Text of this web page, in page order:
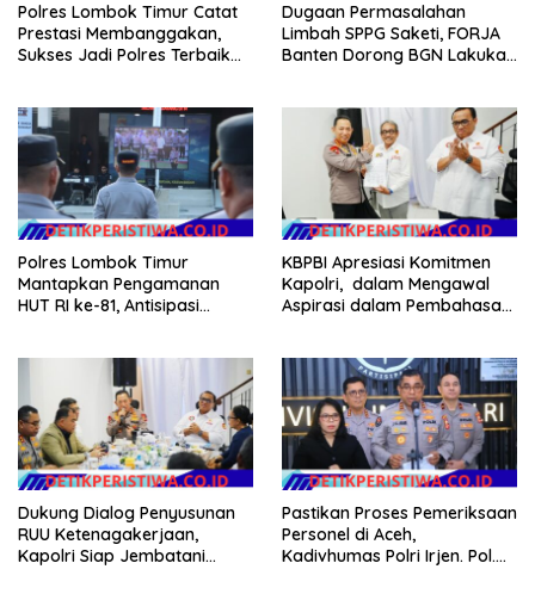
Polres Lombok Timur Catat
Prestasi Membanggakan,
Sukses Jadi Polres Terbaik
Dugaan Permasalahan
Limbah SPPG Saketi, FORJA
Banten Dorong BGN Lakukan
Polres Lombok Timur
Mantapkan Pengamanan
HUT RI ke-81, Antisipasi
KBPBI Apresiasi Komitmen
Kapolri, dalam Mengawal
Aspirasi dalam Pembahasan
Dukung Dialog Penyusunan
RUU Ketenagakerjaan,
Kapolri Siap Jembatani
Pastikan Proses Pemeriksaan
Personel di Aceh,
Kadivhumas Polri Irjen. Pol.